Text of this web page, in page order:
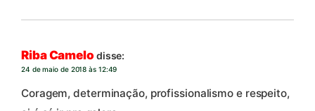
Riba Camelo disse:
24 de maio de 2018 às 12:49
Coragem, determinação, profissionalismo e respeito,